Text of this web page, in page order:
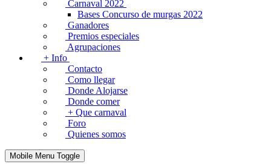
Carnaval 2022
Bases Concurso de murgas 2022
Ganadores
Premios especiales
Agrupaciones
+ Info
Contacto
Como llegar
Donde Alojarse
Donde comer
+ Que carnaval
Foro
Quienes somos
Mobile Menu Toggle